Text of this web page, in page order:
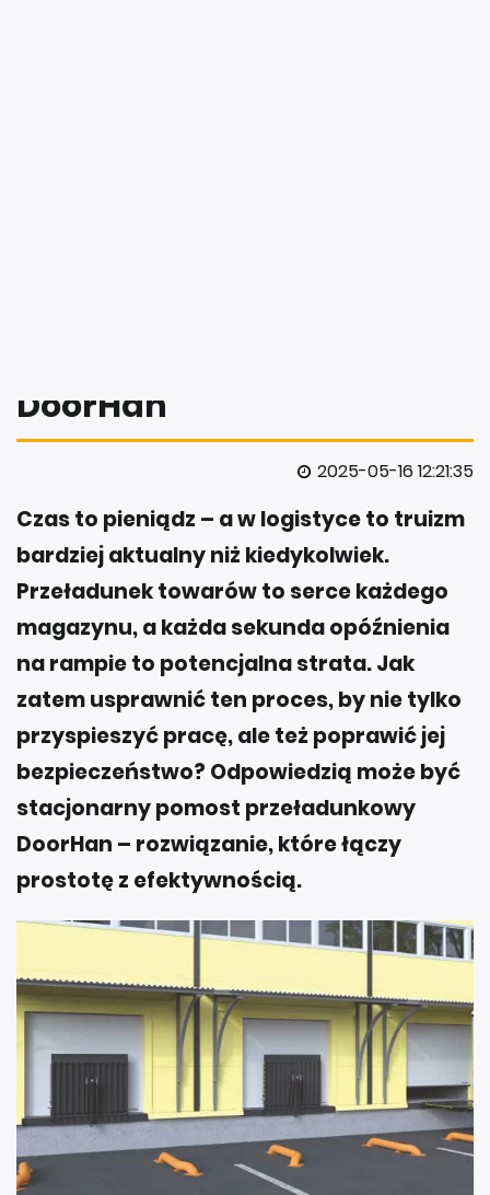
2025-05-16 12:21:35
bardziej aktualny niż kiedykolwiek.
Przeładunek towarów to serce każdego
magazynu, a każda sekunda opóźnienia
na rampie to potencjalna strata. Jak
zatem usprawnić ten proces, by nie tylko
przyspieszyć pracę, ale też poprawić jej
bezpieczeństwo? Odpowiedzią może być
stacjonarny pomost przeładunkowy
DoorHan – rozwiązanie, które łączy
prostotę z efektywnością.